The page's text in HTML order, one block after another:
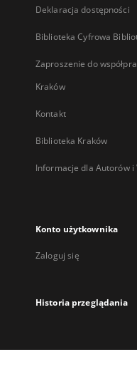
Deklaracja dostępności
Biblioteka Cyfrowa
Zaproszenie do
Kraków
Kontakt
Biblioteka Kraków
Informacje dla Autorów i
Konto użytkownika
Zaloguj się
Historia przeglądania